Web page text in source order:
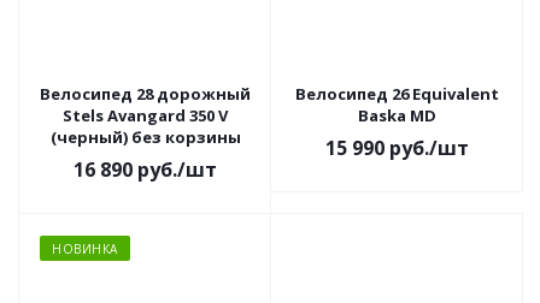
Велосипед 28 дорожный
Stels Avangard 350 V
(черный) без корзины
16 890 руб./шт
Велосипед 26 Equivalent
Baska MD
15 990 руб./шт
НОВИНКА